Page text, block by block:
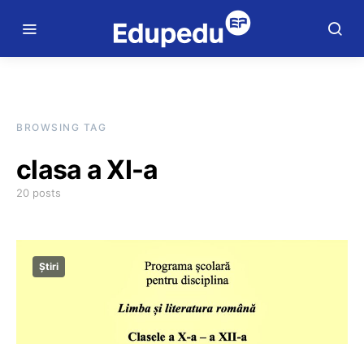
BROWSING TAG
clasa a XI-a
20 posts
Știri